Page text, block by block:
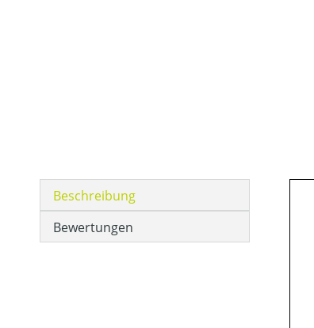
Beschreibung
Bewertungen